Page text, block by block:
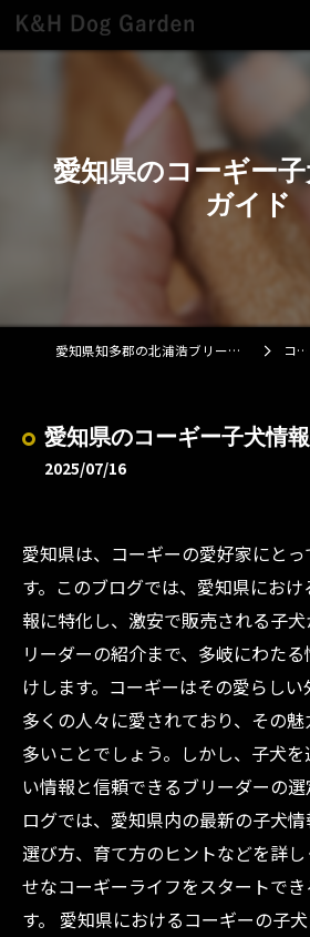
愛知県のコーギー
ガイド
愛知県知多郡の北浦浩ブリーダーならK&H Dog Garden コラム
愛知県のコーギー子犬情
2025/07/16
愛知県は、コーギーの愛好家にと
す。このブログでは、愛知県にお
報に特化し、激安で販売される子
リーダーの紹介まで、多岐にわた
けします。コーギーはその愛らし
多くの人々に愛されており、その
多いことでしょう。しかし、子犬
い情報と信頼できるブリーダーの
ログでは、愛知県内の最新の子犬
選び方、育て方のヒントなどを詳
せなコーギーライフをスタートで
す。 愛知県におけるコーギーの子